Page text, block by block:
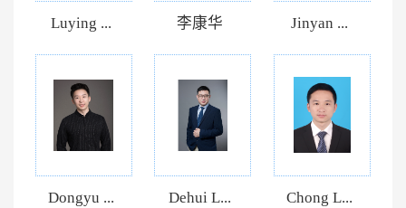
Luying ... 李康华 Jinyan ...
Dongyu ... Dehui L... Chong L...